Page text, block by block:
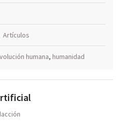
Artículos
humana, humanidad